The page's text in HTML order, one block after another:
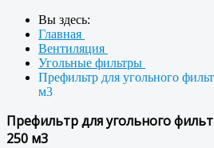
Вы здесь:
Главная
Вентиляция
Угольные фильтры
Префильтр для угольного
м3
Префильтр для угольного
250 м3